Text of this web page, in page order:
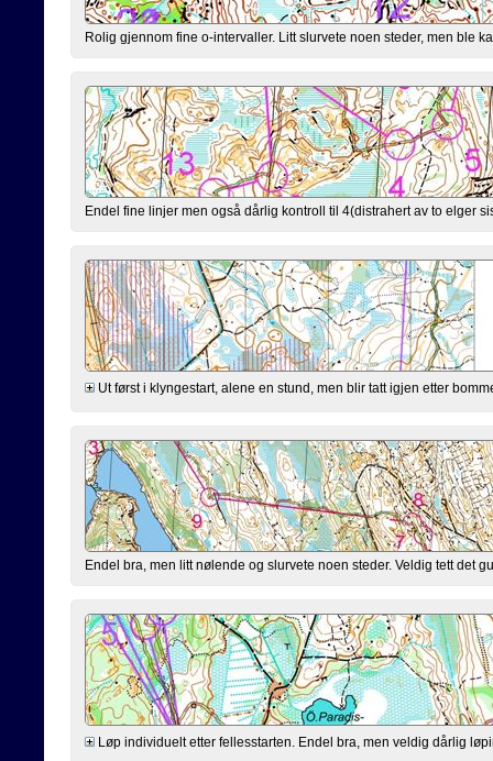
Rolig gjennom fine o-intervaller. Litt slurvete noen steder, men ble
Endel fine linjer men også dårlig kontroll til 4(distrahert av to elger
Ut først i klyngestart, alene en stund, men blir tatt igjen etter
Endel bra, men litt nølende og slurvete noen steder. Veldig tett det
Løp individuelt etter fellesstarten. Endel bra, men veldig dårlig